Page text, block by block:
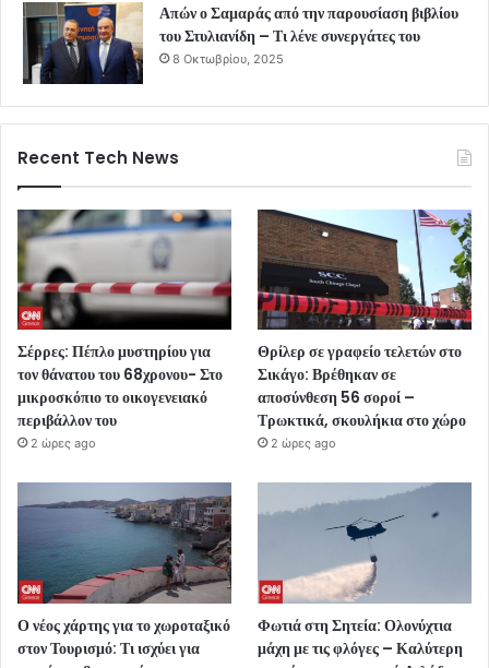
Απών ο Σαμαράς από την παρουσίαση βιβλίου
του Στυλιανίδη – Τι λένε συνεργάτες του
8 Οκτωβρίου, 2025
Recent Tech News
Σέρρες: Πέπλο μυστηρίου για
τον θάνατου του 68χρονου- Στο
μικροσκόπιο το οικογενειακό
περιβάλλον του
2 ώρες ago
Θρίλερ σε γραφείο τελετών στο
Σικάγο: Βρέθηκαν σε
αποσύνθεση 56 σοροί –
Τρωκτικά, σκουλήκια στο χώρο
2 ώρες ago
Ο νέος χάρτης για το χωροταξικό
στον Τουρισμό: Τι ισχύει για
Φωτιά στη Σητεία: Ολονύχτια
μάχη με τις φλόγες – Καλύτερη